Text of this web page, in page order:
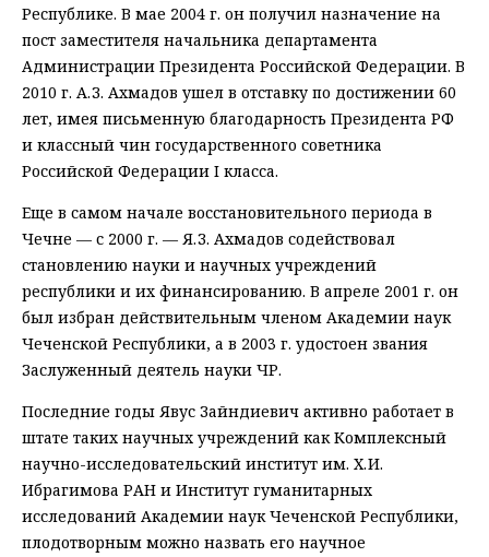
Республике. В мае 2004 г. он получил назначение на
пост заместителя начальника департамента
Администрации Президента Российской Федерации. В
2010 г. А. З. Ахмадов ушел в отставку по достижении 60
лет, имея письменную благодарность Президента РФ
и классный чин государственного советника
Российской Федерации I класса.
Еще в самом начале восстановительного периода в
Чечне — с 2000 г. — Я. З. Ахмадов содействовал
становлению науки и научных учреждений
республики и их финансированию. В апреле 2001 г. он
был избран действительным членом Академии наук
Чеченской Республики, а в 2003 г. удостоен звания
Заслуженный деятель науки ЧР.
Последние годы Явус Зайндиевич активно работает в
штате таких научных учреждений как Комплексный
научно-исследовательский институт им. Х. И.
Ибрагимова РАН и Институт гуманитарных
исследований Академии наук Чеченской Республики,
плодотворным можно назвать его научное